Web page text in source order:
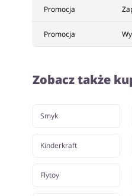
Promocja
Promocja
Zobacz także
Smyk
Kinderkraft
Flytoy